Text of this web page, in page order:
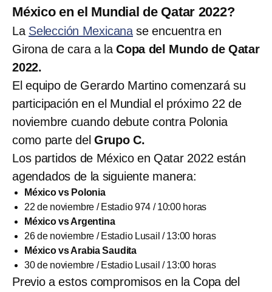
México en el Mundial de Qatar 2022?
La Selección Mexicana se encuentra en
Girona de cara a la Copa del Mundo de Qatar
2022.
El equipo de Gerardo Martino comenzará su
participación en el Mundial el próximo 22 de
noviembre cuando debute contra Polonia
como parte del Grupo C.
Los partidos de México en Qatar 2022 están
agendados de la siguiente manera:
México vs Polonia
22 de noviembre / Estadio 974 / 10:00 horas
México vs Argentina
26 de noviembre / Estadio Lusail / 13:00 horas
México vs Arabia Saudita
30 de noviembre / Estadio Lusail / 13:00 horas
Previo a estos compromisos en la Copa del